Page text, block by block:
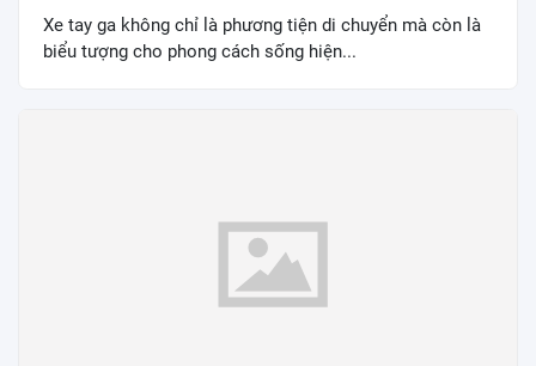
Xe tay ga không chỉ là phương tiện di chuyển mà còn là
biểu tượng cho phong cách sống hiện...